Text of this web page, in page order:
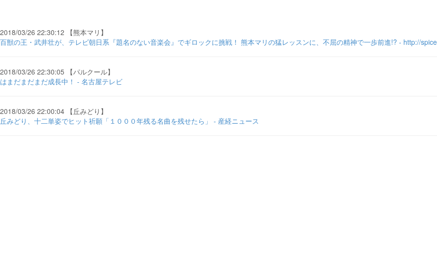
2018/03/26 22:30:12 【熊本マリ】
百獣の王・武井壮が、テレビ朝日系『題名のない音楽会』でギロックに挑戦！ 熊本マリの猛レッスンに、不屈の精神で一歩前進!? - http://
2018/03/26 22:30:05 【パルクール】
はまだまだまだ成長中！ - 名古屋テレビ
2018/03/26 22:00:04 【丘みどり】
丘みどり、十二単姿でヒット祈願「１０００年残る名曲を残せたら」 - 産経ニュース